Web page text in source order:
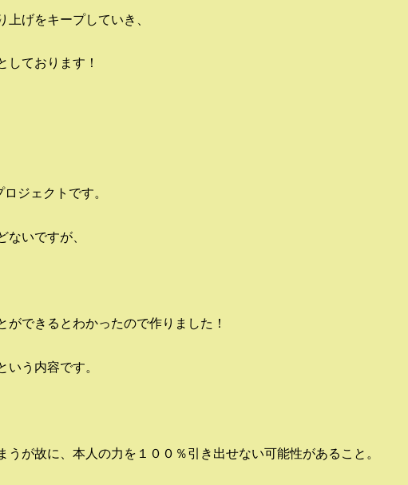
げをキープしていき、
しております！
ジェクトです。
ないですが、
ができるとわかったので作りました！
う内容です。
うが故に、本人の力を１００％引き出せない可能性があること。